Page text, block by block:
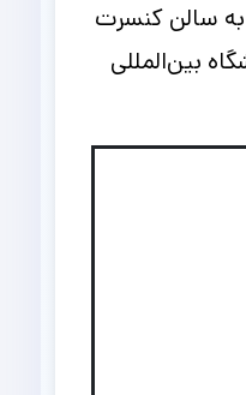
به سالن کنسرت
بین‌المللی